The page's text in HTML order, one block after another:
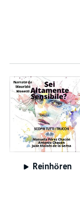
Reinhören